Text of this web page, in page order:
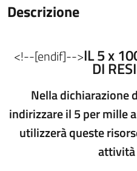
Descrizione
<!--[endif]-->IL 5 x
DI
Nella dichiarazione
indirizzare il 5 per mille
utilizzerà queste
attività